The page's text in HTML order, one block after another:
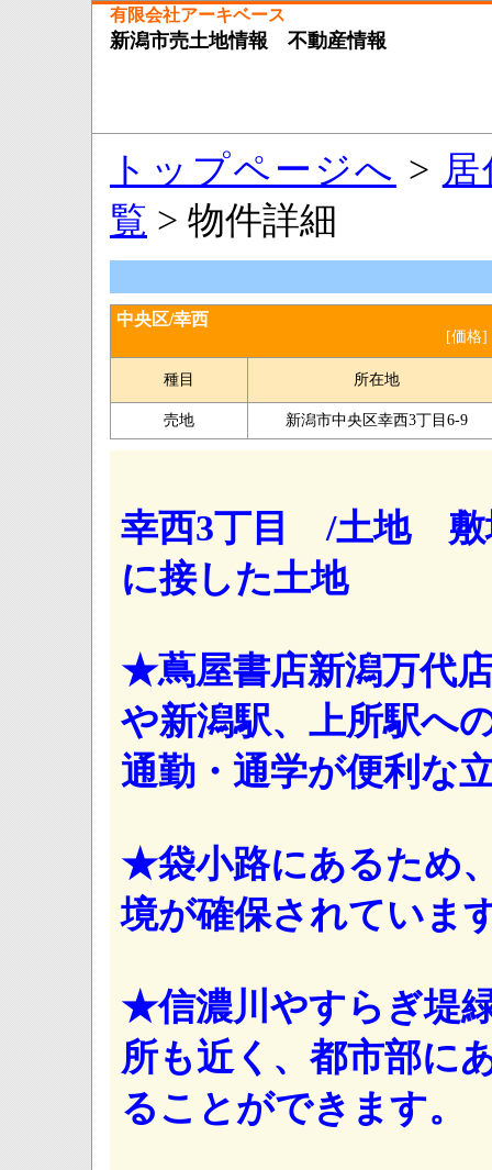
有限会社アーキベース
新潟市売土地情報 不動産情報
トップページへ >
覧 > 物件詳細
中央区/幸西
[価格]
種目 所在地
売地 新潟市中央区幸西3丁目6-9
幸西3丁目 /土地 敷
に接した土地
★蔦屋書店新潟万代
や新潟駅、上所駅へ
通勤・通学が便利な
★袋小路にあるため
境が確保されていま
★信濃川やすらぎ堤
所も近く、都市部に
ることができます。